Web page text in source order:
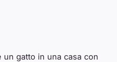
gatto in una casa con